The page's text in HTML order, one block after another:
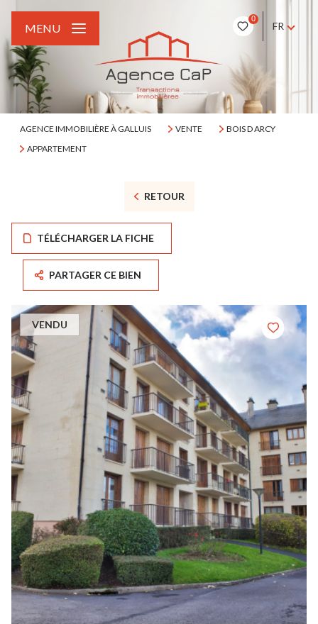
0
FR
MENU
AGENCE IMMOBILIÈRE À GALLUIS VENTE
BOIS D ARCY
APPARTEMENT
RETOUR
TÉLÉCHARGER LA FICHE
PARTAGER CE BIEN
VENDU